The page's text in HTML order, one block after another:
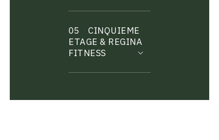
05
CINQUIEME
ETAGE & REGINA
FITNESS